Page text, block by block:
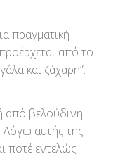
πραγματική
από το
και ζάχαρη”.
από βελούδινη
Λόγω αυτής της
ποτέ εντελώς